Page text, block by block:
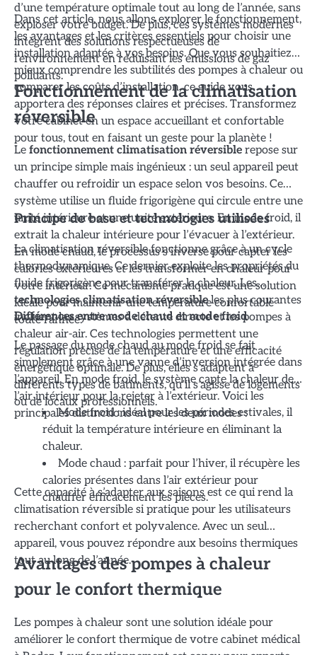
d’une température optimale tout au long de l’année, sans
exploser votre budget. De plus, ces systèmes modernes
intègrent des solutions respectueuses de
l’environnement en réduisant les émissions de gaz
polluants.
Dans cet article, nous allons explorer le fonctionnement,
les avantages et les critères essentiels pour choisir une
installation adaptée à vos besoins. Que vous souhaitiez
mieux comprendre les subtilités des pompes à chaleur ou
comparer les coûts d’installation, ce guide vous
apportera des réponses claires et précises. Transformez
votre cabinet en un espace accueillant et confortable
pour tous, tout en faisant un geste pour la planète !
Fonctionnement de la climatisation
réversible
Le fonctionnement climatisation réversible repose sur
un principe simple mais ingénieux : un seul appareil peut
chauffer ou refroidir un espace selon vos besoins. Ce
système utilise un fluide frigorigène qui circule entre une
unité intérieure et une unité extérieure. En mode froid, il
extrait la chaleur intérieure pour l’évacuer à l’extérieur.
En mode chaud, le processus s’inverse pour capter les
calories extérieures et les transformer en chaleur pour
votre intérieur. Ce mécanisme pratique est une solution
idéale pour maintenir une température confortable
toute l’année.
Principe de base et technologies utilisées
La climatisation réversible fonctionne grâce à un cycle
thermodynamique. Ce dernier exploite les propriétés du
fluide frigorigène pour transférer la chaleur. Les
technologies climatisation réversibleles plus courantes
incluent les systèmes à détente directe et les pompes à
chaleur air-air. Ces technologies permettent une
régulation précise de la température et une efficacité
énergétique optimale. De plus, elles s’adaptent à
différents types de bâtiments, qu’il s’agisse de logements
ou de locaux professionnels.
Différences entre mode chaud et mode froid
Le passage du mode chaud au mode froid se fait
simplement grâce à une vanne d’inversion intégrée dans
l’appareil. En mode froid, le système capte la chaleur de
l’air intérieur pour la rejeter à l’extérieur. Voici les
principales distinctions entre les deux modes :
Mode froid : idéal pour les périodes estivales, il
réduit la température intérieure en éliminant la
chaleur.
Mode chaud : parfait pour l’hiver, il récupère les
calories présentes dans l’air extérieur pour
chauffer efficacement les pièces.
Cette capacité à s’adapter aux saisons est ce qui rend la
climatisation réversible si pratique pour les utilisateurs
recherchant confort et polyvalence. Avec un seul
appareil, vous pouvez répondre aux besoins thermiques
tout au long de l’année.
Avantages des pompes à chaleur
pour le confort thermique
Les pompes à chaleur sont une solution idéale pour
améliorer le confort thermique de votre cabinet médical